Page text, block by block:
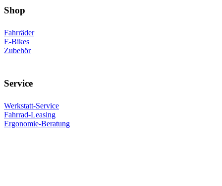
Shop
Fahrräder
E-Bikes
Zubehör
Service
Werkstatt-Service
Fahrrad-Leasing
Ergonomie-Beratung